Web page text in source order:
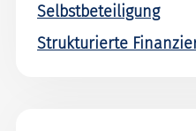
Selbstbeteiligung
Strukturierte